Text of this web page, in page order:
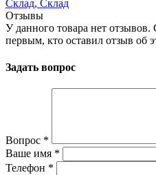
Склад, Склад
Отзывы
У данного товара нет отзывов.
первым, кто оставил отзыв об
Задать вопрос
Вопрос *
Ваше имя *
Телефон *